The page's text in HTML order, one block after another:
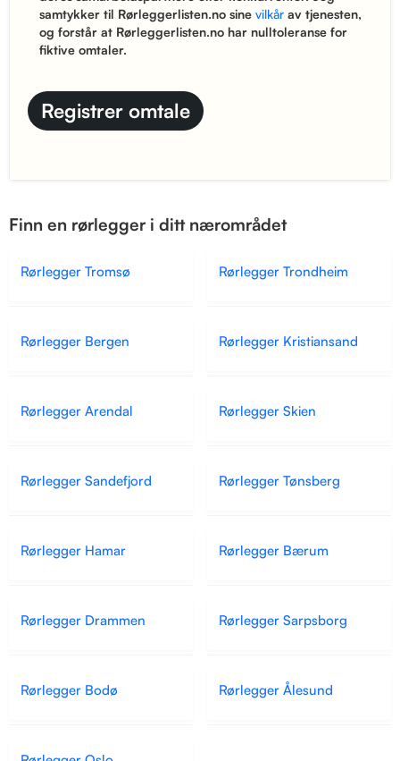
samtykker til Rørleggerlisten.no sinevilkår av tjenesten,
og forstår at Rørleggerlisten.no har nulltoleranse for
fiktive omtaler.
Finn en rørlegger i ditt nærområdet
Rørlegger Tromsø Rørlegger Trondheim
Rørlegger Bergen Rørlegger Kristiansand
Rørlegger Arendal Rørlegger Skien
Rørlegger Sandefjord Rørlegger Tønsberg
Rørlegger Hamar Rørlegger Bærum
Rørlegger Drammen Rørlegger Sarpsborg
Rørlegger Bodø Rørlegger Ålesund